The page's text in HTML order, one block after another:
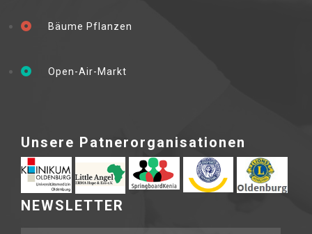
Bäume Pflanzen
Open-Air-Markt
Unsere Patnerorganisationen
NEWSLETTER